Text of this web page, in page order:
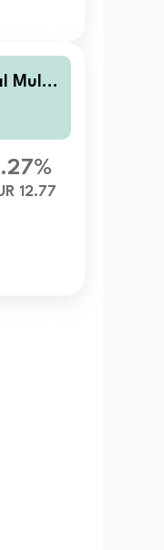
Multi
Fund
12.77